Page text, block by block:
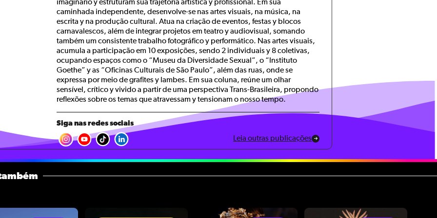
imaginário y estruturam sua trajetória artística y profissional. Em sua
caminhada independente, desenvolve-se nas artes visuais, na música, na
escrita y na produção cultural. Atua na criação de eventos, festas y blocos
carnavalescos, além de integrar projetos em teatro y audiovisual, somando
também um consistente trabalho fotográfico y performático. Nas artes visuais,
acumula a participação em 10 exposições, sendo 2 individuais y 8 coletivas,
ocupando espaços como o “Museu da Diversidade Sexual”, o “Instituto
Goethe” y as “Oficinas Culturais de São Paulo”, além das ruas, onde se
expressa por meio de grafites y lambes. Em sua coluna, reúne um olhar
sensível, crítico y vivido a partir de uma perspectiva Trans-Brasileira, propondo
reflexões sobre os temas que atravessam y tensionam o nosso tempo.
Siga nas redes sociais
Leia outras publicações